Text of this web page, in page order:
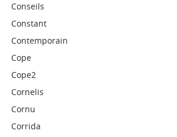
Conseils
Constant
Contemporain
Cope
Cope2
Cornelis
Cornu
Corrida